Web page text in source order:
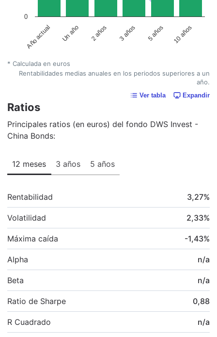
Año actual Un año 2 años 3 años 5 años 10 años
0
* Calculada en euros
Rentabilidades medias anuales en los periodos superiores a un
año.
Ver tabla Expandir
Ratios
Principales ratios (en euros) del fondo DWS Invest -
China Bonds:
12 meses 3 años 5 años
Rentabilidad 3,27%
Volatilidad 2,33%
Máxima caída -1,43%
Alpha n/a
Beta n/a
Ratio de Sharpe 0,88
R Cuadrado n/a